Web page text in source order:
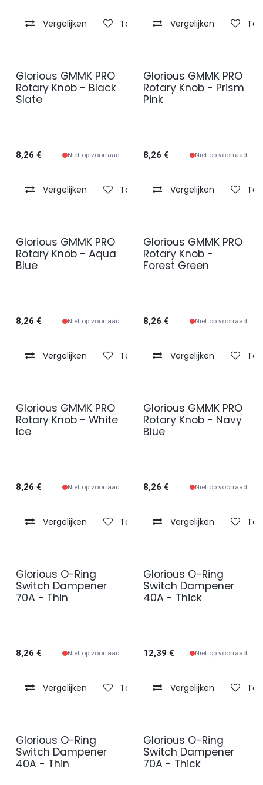
Vergelijken Toevoegen aan verlanglijst
Vergelijken
Glorious GMMK PRO
Rotary Knob - Black
Slate
8,26 € Niet op voorraad
Vergelijken Toevoegen aan verlanglijst
Glorious GMMK PRO
Rotary Knob - Prism
Pink
8,26 € Niet op voorraad
Vergelijken
Glorious GMMK PRO
Rotary Knob - Aqua
Blue
8,26 € Niet op voorraad
Vergelijken Toevoegen aan verlanglijst
Glorious GMMK PRO
Rotary Knob -
Forest Green
8,26 € Niet op voorraad
Vergelijken
Glorious GMMK PRO
Rotary Knob - White
Ice
8,26 € Niet op voorraad
Vergelijken Toevoegen aan verlanglijst
Glorious GMMK PRO
Rotary Knob - Navy
Blue
8,26 € Niet op voorraad
Vergelijken
Glorious O-Ring
Switch Dampener
70A - Thin
8,26 € Niet op voorraad
Vergelijken Toevoegen aan verlanglijst
Glorious O-Ring
Switch Dampener
40A - Thick
12,39 € Niet op voorraad
Vergelijken
Glorious O-Ring
Switch Dampener
40A - Thin
Glorious O-Ring
Switch Dampener
70A - Thick